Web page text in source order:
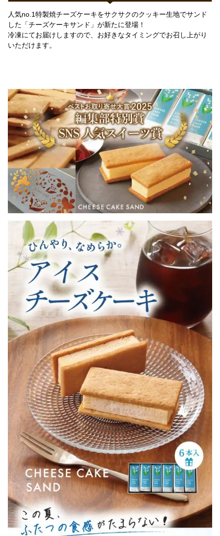
人気no.1特製焼チーズケーキをサクサクのクッキー生地でサンド
した「チーズケーキサンド」が新たに登場！
冷凍にてお届けしますので、お好きなタイミングでお召し上がり
いただけます。